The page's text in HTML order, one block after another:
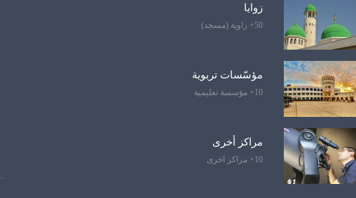
زوايا
50+ زاوية (مسجد)
مؤسّسات تربوية
10+ مؤسسة تعليمية
مراكز أخرى
10+ مراكز اخرى